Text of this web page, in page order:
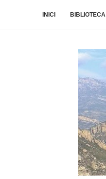
INICI BIBLIOTECA